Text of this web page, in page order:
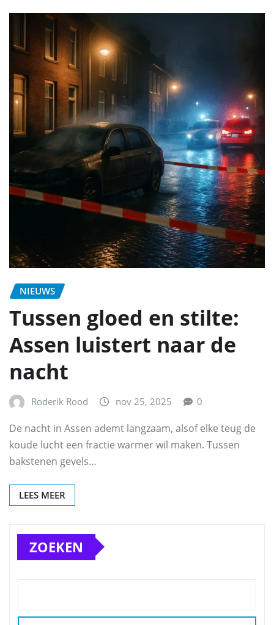
NIEUWS
Tussen gloed en stilte:
Assen luistert naar de
nacht
Roderik Rood nov 25, 2025 0
De nacht in Assen ademt langzaam, alsof elke teug de
koude lucht een fractie warmer wil maken. Tussen
bakstenen gevels…
LEES MEER
ZOEKEN